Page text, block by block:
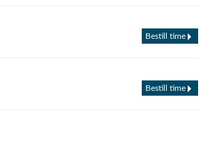
Bestill time
Bestill time